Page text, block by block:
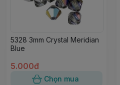
5328 3mm Crystal Meridian
Blue
5.000đ
Chọn mua